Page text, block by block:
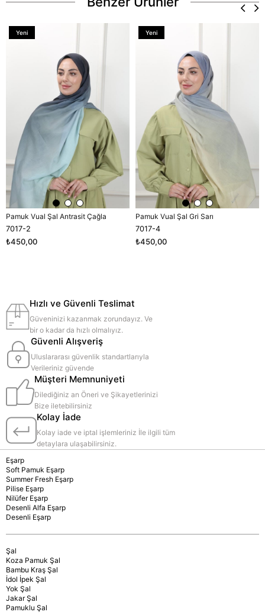
Pamuk Vual Şal Antrasit Çağla
7017-2
₺450,00
Yeni
Pamuk Vual Şal Gri Sarı
7017-4
₺450,00
Yeni
Hızlı ve Güvenli Teslimat
Güveninizi kazanmak zorundayız. Ve
bir o kadar da hızlı olmalıyız.
Güvenli Alışveriş
Uluslararası güvenlik standartlarıyla
Verileriniz güvende
Müşteri Memnuniyeti
Dilediğiniz an Öneri ve Şikayetlerinizi
Bize iletebilirsiniz
Kolay İade
Kolay iade ve iptal işlemleriniz İle ilgili tüm
detaylara ulaşabilirsiniz.
Eşarp
Soft Pamuk Eşarp
Summer Fresh Eşarp
Pilise Eşarp
Nilüfer Eşarp
Desenli Alfa Eşarp
Desenli Eşarp
Şal
Koza Pamuk Şal
Bambu Kraş Şal
İdol İpek Şal
Yok Şal
Jakar Şal
Pamuklu Şal